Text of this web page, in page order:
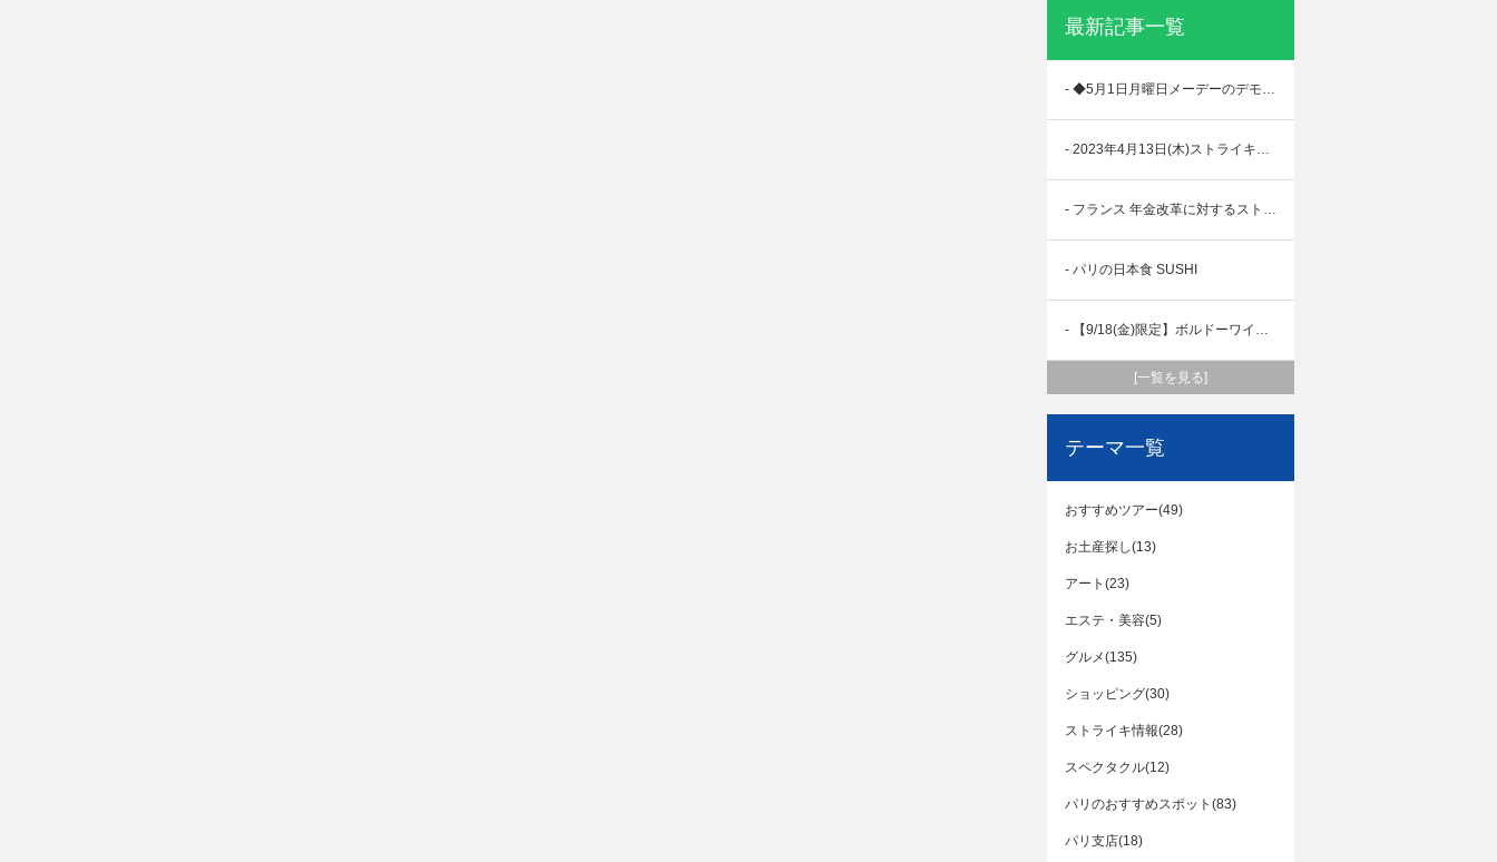
最新記事一覧
- ◆5月1日月曜日メーデーのデモンストレーション情報
- 2023年4月13日(木)ストライキ情報
- フランス 年金改革に対するストライキ・デモ情報 2023年4月6日(木)
- パリの日本食 SUSHI
- 【9/18(金)限定】ボルドーワイナリーでのぶどう収穫体験ツアー
[一覧を見る]
テーマ一覧
おすすめツアー(49)
お土産探し(13)
アート(23)
エステ・美容(5)
グルメ(135)
ショッピング(30)
ストライキ情報(28)
スペクタクル(12)
パリのおすすめスポット(83)
パリ支店(18)